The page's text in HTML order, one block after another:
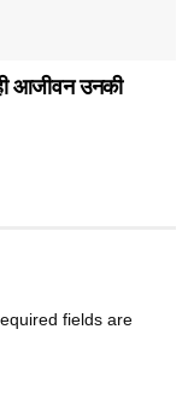
आजीवन उनकी
fields are